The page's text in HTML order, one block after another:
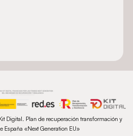
Digital. Plan de recuperación transformación y
España «Next Generation EU»